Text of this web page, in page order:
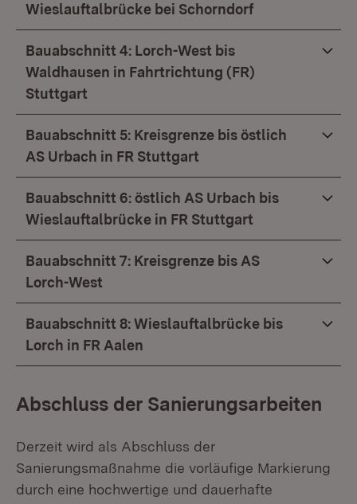
Wieslauftalbrücke bei Schorndorf
Bauabschnitt 4: Lorch-West bis
Waldhausen in Fahrtrichtung (FR)
Stuttgart
Bauabschnitt 5: Kreisgrenze bis östlich
AS Urbach in FR Stuttgart
Bauabschnitt 6: östlich AS Urbach bis
Wieslauftalbrücke in FR Stuttgart
Bauabschnitt 7: Kreisgrenze bis AS
Lorch-West
Bauabschnitt 8: Wieslauftalbrücke bis
Lorch in FR Aalen
Abschluss der Sanierungsarbeiten
Derzeit wird als Abschluss der
Sanierungsmaßnahme die vorläufige Markierung
durch eine hochwertige und dauerhafte